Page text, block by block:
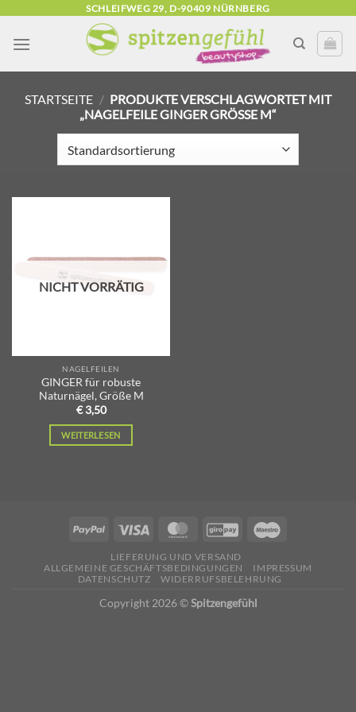
springen
SCHLEIFWEG 29, D-90409 NÜRNBERG
STARTSEITE / PRODUKTE VERSCHLAGWORTET MIT
„NAGELFEILE GINGER GRÖSSE M“
hinzufügen
NICHT VORRÄTIG
NAGELFEILEN
GINGER für robuste
Naturnägel, Größe M
€ 3,50
WEITERLESEN
LIEFERUNG UND VERSAND
ALLGEMEINE GESCHÄFTSBEDINGUNGEN
IMPRESSUM
DATENSCHUTZ
WIDERRUFSBELEHRUNG
Copyright 2026 ©Spitzengefühl